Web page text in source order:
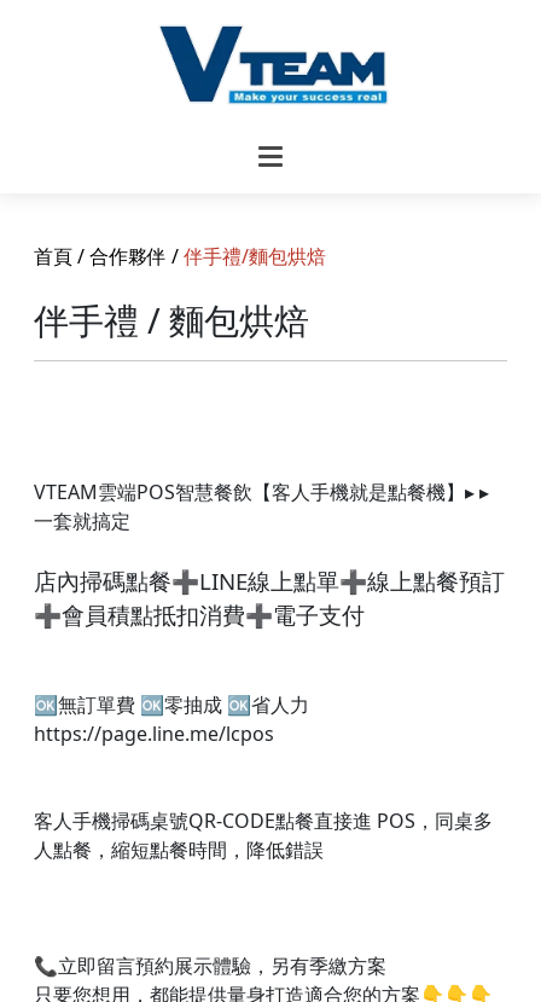
首頁/合作夥伴 /伴手禮/麵包烘焙
伴手禮 / 麵包烘焙
VTEAM雲端POS智慧餐飲【客人手機就是點餐機】▸ ▸
一套就搞定
店內掃碼點餐➕LINE線上點單➕線上點餐預訂
➕會員積點抵扣消費➕電子支付
🆗無訂單費 🆗零抽成 🆗省人力
https://page.line.me/lcpos
客人手機掃碼桌號QR-CODE點餐直接進 POS，同桌多
人點餐，縮短點餐時間，降低錯誤
📞立即留言預約展示體驗，另有季繳方案
只要您想用，都能提供量身打造適合您的方案👇👇👇​